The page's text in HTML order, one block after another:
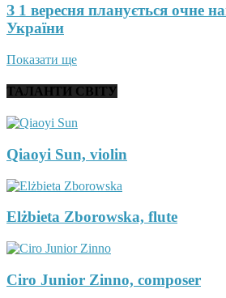
З 1 вересня планується очне
України
Показати ще
ТАЛАНТИ СВІТУ
Qiaoyi Sun, violin
Elżbieta Zborowska, flute
Ciro Junior Zinno, composer